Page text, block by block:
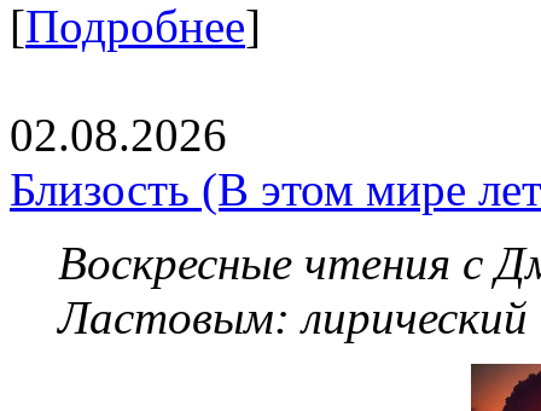
[Подробнее]
02.08.2026
Близость (В этом мире
Воскресные чтения с
Ластовым: